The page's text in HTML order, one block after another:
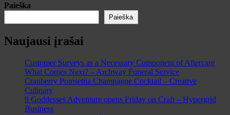
Paieška
Paieška
Naujausi įrašai
Customer Surveys as a Necessary Component of Aftercare
What Comes Next? – Archway Funeral Service
Cranberry Poinsettia Champagne Cocktail – Creative
Culinary
9 Goddesses Adventure opens Friday on Craft – Hypergrid
Business